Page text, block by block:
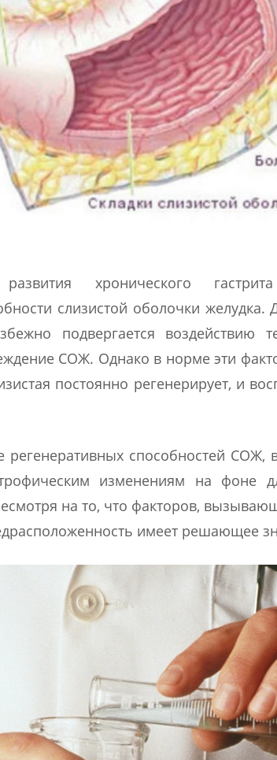
хронического
слизистой оболочки
подвергается воздействию
СОЖ. Однако в норме эти
постоянно регенерирует, и
способностей СОЖ,
изменениям на фоне
на то, что факторов,
имеет решающее